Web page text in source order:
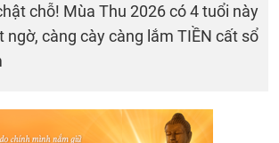
chỗ! Mùa Thu 2026 có 4 tuổi này
ngờ, càng cày càng lắm TIỀN cất sổ